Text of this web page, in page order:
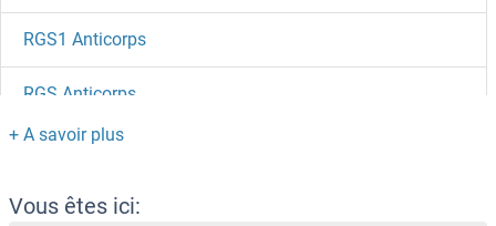
RGS1 Anticorps
RGS Anticorps
RGPD5 Anticorps
RGMB Anticorps
Vous êtes ici: